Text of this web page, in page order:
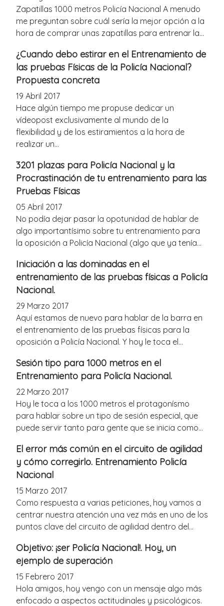
Zapatillas 1000 metros Policía Nacional A menudo
me preguntan sobre cuál sería la mejor opción a la
hora de comprar unas zapatillas para entrenar la...
¿Cuando debo estirar en el Entrenamiento de
las pruebas Físicas de la Policía Nacional?
Propuesta concreta
19 Abril 2017
Hace algún tiempo me propuse dedicar un
vídeopost exclusivamente al mundo de la
flexibilidad y de los estiramientos a la hora de
realizar un...
3201 plazas para Policía Nacional y la
Procrastinación de tu entrenamiento para las
Pruebas Físicas
05 Abril 2017
No podía dejar pasar la opotunidad de hablar de
algo importantísimo sobre tu entrenamiento para
la oposición a Policía Nacional (algo que ya tenía...
Iniciación a las dominadas en el
entrenamiento de las pruebas físicas a Policía
Nacional.
29 Marzo 2017
Aquí estamos de nuevo para hablar de la barra en
el entrenamiento de las pruebas físicas para la
oposición a Policía Nacional. Y hoy le toca el...
Sesión tipo para 1000 metros en el
Entrenamiento para Policía Nacional.
22 Marzo 2017
Hoy le toca a los 1000 metros el protagonísmo
para hablar sobre un tipo de sesión especial, que
puede servir tanto para gente que se inicia como...
El error más común en el circuito de agilidad
y cómo corregirlo. Entrenamiento Policía
Nacional
15 Marzo 2017
Como respuesta a varias peticiones, hoy vamos a
centrar nuestra atención una vez más en uno de los
puntos clave del circuito de agilidad dentro del...
Objetivo: ¡ser Policía Nacional!. Hoy, un
ejemplo de superación
15 Febrero 2017
Hola amigos, hoy vengo con un mensaje algo más
enfocado a aspectos actitudinales y psicológicos.